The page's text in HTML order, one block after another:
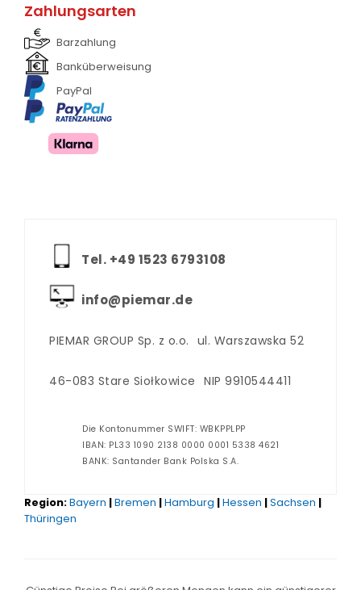
Zahlungsarten
Barzahlung
Banküberweisung
PayPal
Tel. +‪49 1523 6793108
info@piemar.de
PIEMAR GROUP Sp. z o.o. ul. Warszawska 52
46-083 Stare Siołkowice NIP 9910544411
Die Kontonummer SWIFT: WBKPPLPP
IBAN: PL33 1090 2138 0000 0001 5338 4621
BANK: Santander Bank Polska S.A.
Region:Bayern |Bremen |Hamburg |Hessen |Sachsen |
Thüringen